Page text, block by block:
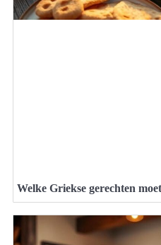
Welke Griekse gerechten